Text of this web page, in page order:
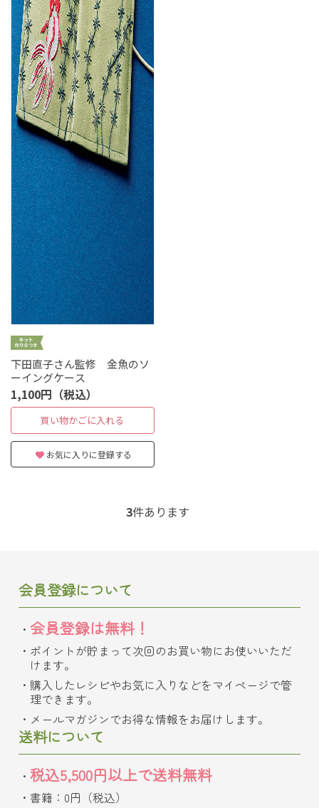
下田直子さん監修 金魚のソ
ーイングケース
1,100円（税込）
買い物かごに入れる
お気に入りに登録する
3件あります
会員登録について
会員登録は無料！
ポイントが貯まって次回のお買い物にお使いいただ
けます。
購入したレシピやお気に入りなどをマイページで管
理できます。
メールマガジンでお得な情報をお届けします。
送料について
税込5,500円以上で送料無料
書籍：0円（税込）